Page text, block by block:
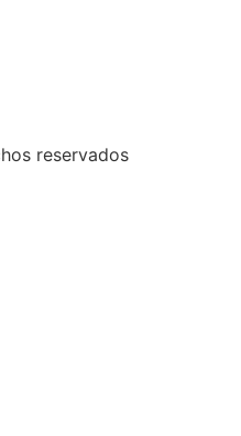
reservados